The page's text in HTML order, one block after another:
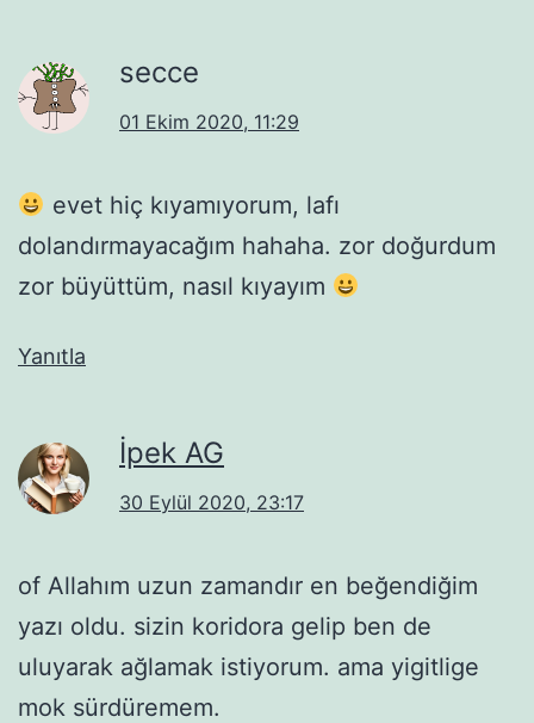
secce
01 Ekim 2020, 11:29
evet hiç kıyamıyorum, lafı
dolandırmayacağım hahaha. zor doğurdum
zor büyüttüm, nasıl kıyayım
Yanıtla
İpek AG
30 Eylül 2020, 23:17
of Allahım uzun zamandır en beğendiğim
yazı oldu. sizin koridora gelip ben de
uluyarak ağlamak istiyorum. ama yigitlige
mok sürdüremem.